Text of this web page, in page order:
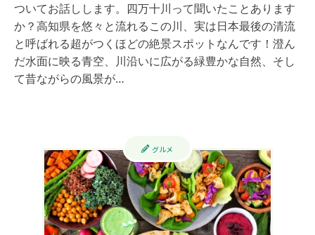
ついてお話しします。四万十川って聞いたことあります
か？高知県を悠々と流れるこの川、実は日本最後の清流
と呼ばれる超がつくほどの絶景スポットなんです！澄ん
だ水面に映る青空、川沿いに広がる緑豊かな自然、そし
て昔ながらの風景が…
グルメ